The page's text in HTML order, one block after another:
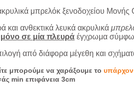
μπρελόκ ξενοδοχείου Μονής
και ανθεκτικά λευκά ακρυλικά
μόνο σε μία πλευρά έγχρωμα
από διάφορα μέγεθη και
μπορούμε να χαράξουμε το
min επιφάνεια 3cm